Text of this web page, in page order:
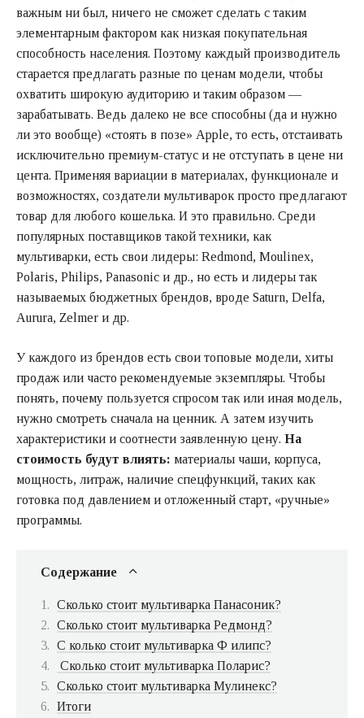
важным ни был, ничего не сможет сделать с таким
элементарным фактором как низкая покупательная
способность населения. Поэтому каждый производитель
старается предлагать разные по ценам модели, чтобы
охватить широкую аудиторию и таким образом —
зарабатывать. Ведь далеко не все способны (да и нужно
ли это вообще) «стоять в позе» Apple, то есть, отстаивать
исключительно премиум-статус и не отступать в цене ни
цента. Применяя вариации в материалах, функционале и
возможностях, создатели мультиварок просто предлагают
товар для любого кошелька. И это правильно. Среди
популярных поставщиков такой техники, как
мультиварки, есть свои лидеры: Redmond, Moulinex,
Polaris, Philips, Panasonic и др., но есть и лидеры так
называемых бюджетных брендов, вроде Saturn, Delfa,
Aurura, Zelmer и др.
У каждого из брендов есть свои топовые модели, хиты
продаж или часто рекомендуемые экземпляры. Чтобы
понять, почему пользуется спросом так или иная модель,
нужно смотреть сначала на ценник. А затем изучить
характеристики и соотнести заявленную цену. На
стоимость будут влиять: материалы чаши, корпуса,
мощность, литраж, наличие спецфункций, таких как
готовка под давлением и отложенный старт, «ручные»
программы.
Содержание
Сколько стоит мультиварка Панасоник?
Сколько стоит мультиварка Редмонд?
С колько стоит мультиварка Ф илипс?
Сколько стоит мультиварка Поларис?
Сколько стоит мультиварка Мулинекс?
Итоги